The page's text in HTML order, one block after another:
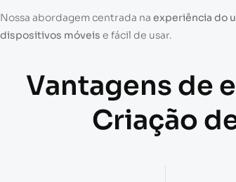
Nossa abordagem centrada na experiência do
dispositivos móveis e fácil de usar.
Vantagens de
Criação